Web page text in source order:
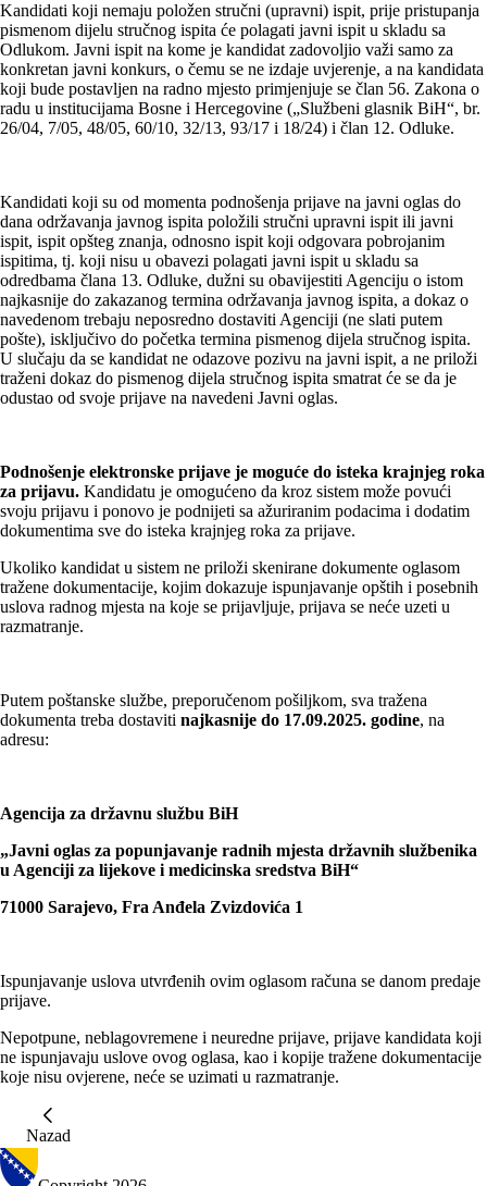
Kandidati koji nemaju položen stručni (upravni) ispit, prije pristupanja
pismenom dijelu stručnog ispita će polagati javni ispit u skladu sa
Odlukom. Javni ispit na kome je kandidat zadovoljio važi samo za
konkretan javni konkurs, o čemu se ne izdaje uvjerenje, a na kandidata
koji bude postavljen na radno mjesto primjenjuje se član 56. Zakona o
radu u institucijama Bosne i Hercegovine („Službeni glasnik BiH“, br.
26/04, 7/05, 48/05, 60/10, 32/13, 93/17 i 18/24) i član 12. Odluke.
Kandidati koji su od momenta podnošenja prijave na javni oglas do
dana održavanja javnog ispita položili stručni upravni ispit ili javni
ispit, ispit opšteg znanja, odnosno ispit koji odgovara pobrojanim
ispitima, tj. koji nisu u obavezi polagati javni ispit u skladu sa
odredbama člana 13. Odluke, dužni su obavijestiti Agenciju o istom
najkasnije do zakazanog termina održavanja javnog ispita, a dokaz o
navedenom trebaju neposredno dostaviti Agenciji (ne slati putem
pošte), isključivo do početka termina pismenog dijela stručnog ispita.
U slučaju da se kandidat ne odazove pozivu na javni ispit, a ne priloži
traženi dokaz do pismenog dijela stručnog ispita smatrat će se da je
odustao od svoje prijave na navedeni Javni oglas.
Podnošenje elektronske prijave je moguće do isteka krajnjeg roka
za prijavu. Kandidatu je omogućeno da kroz sistem može povući
svoju prijavu i ponovo je podnijeti sa ažuriranim podacima i dodatim
dokumentima sve do isteka krajnjeg roka za prijave.
Ukoliko kandidat u sistem ne priloži skenirane dokumente oglasom
tražene dokumentacije, kojim dokazuje ispunjavanje opštih i posebnih
uslova radnog mjesta na koje se prijavljuje, prijava se neće uzeti u
razmatranje.
Putem poštanske službe, preporučenom pošiljkom, sva tražena
dokumenta treba dostaviti najkasnije do 17.09.2025. godine, na
adresu:
Agencija za državnu službu BiH
„Javni oglas za popunjavanje radnih mjesta državnih službenika
u Agenciji za lijekove i medicinska sredstva BiH“
71000 Sarajevo, Fra Anđela Zvizdovića 1
Ispunjavanje uslova utvrđenih ovim oglasom računa se danom predaje
prijave.
Nepotpune, neblagovremene i neuredne prijave, prijave kandidata koji
ne ispunjavaju uslove ovog oglasa, kao i kopije tražene dokumentacije
koje nisu ovjerene, neće se uzimati u razmatranje.
Nazad